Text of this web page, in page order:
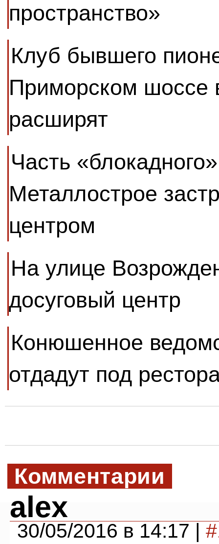
пространство»
Клуб бывшего
Приморском
расширят
Часть
Металлострое
центром
На улице
досуговый центр
Конюшенное
отдадут под
Комментарии
alex
30/05/2016 в 14:17 |